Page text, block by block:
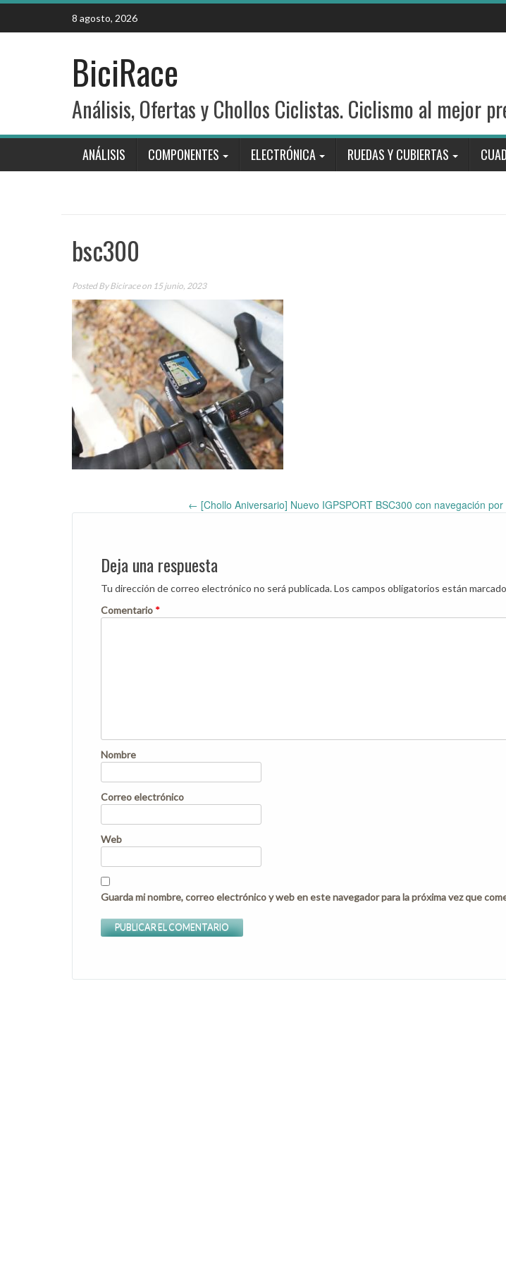
Skip
content
8 agosto, 2026
BiciRace
Análisis, Ofertas y Chollos Ciclistas. Ciclismo al mejor
ANÁLISIS COMPONENTES ELECTRÓNICA RUEDAS Y CUBIERTAS
bsc300
Posted ByBiciraceon 15 junio, 2023
Post
navigation
← [Chollo Aniversario] Nuevo IGPSPORT BSC300 con navegación
Deja una respuesta
Tu dirección de correo electrónico no será publicada.Los campos obligatorios están
Comentario *
Nombre
Correo electrónico
Web
Guarda mi nombre, correo electrónico y web en este navegador para la próxima vez que